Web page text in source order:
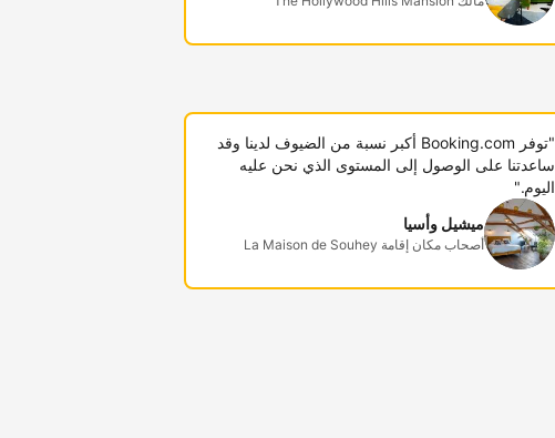
"توفر Booking.com أكبر نسبة من الضيوف لدينا وقد
ساعدتنا على الوصول إلى المستوى الذي نحن عليه
اليوم."
ميشيل وأسيا
أصحاب مكان إقامة La Maison de Souhey